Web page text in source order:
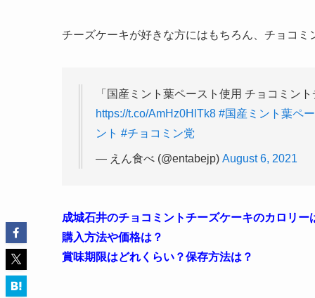
チーズケーキが好きな方にはもちろん、チョコ
「国産ミント葉ペースト使用 チョコミン
https://t.co/AmHz0HlTk8 #国産ミント葉ペ
ント #チョコミン党
— えん食べ (@entabejp) August 6, 2021
成城石井のチョコミントチーズケーキのカロリー
購入方法や価格は？
賞味期限はどれくらい？保存方法は？